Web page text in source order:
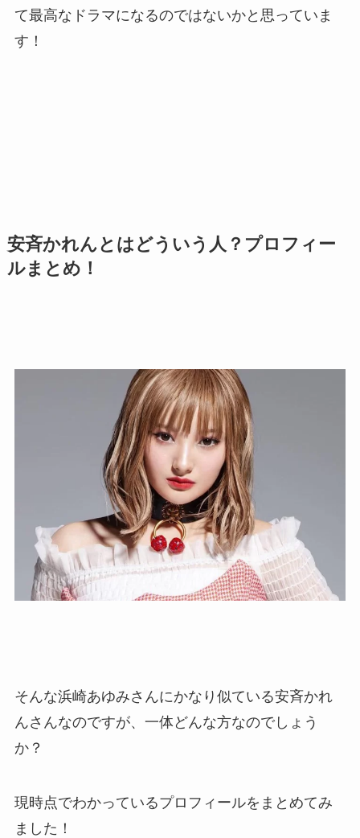
て最高なドラマになるのではないかと思っていま
す！
安斉かれんとはどういう人？プロフィー
ルまとめ！
そんな浜崎あゆみさんにかなり似ている安斉かれ
んさんなのですが、一体どんな方なのでしょう
か？
現時点でわかっているプロフィールをまとめてみ
ました！